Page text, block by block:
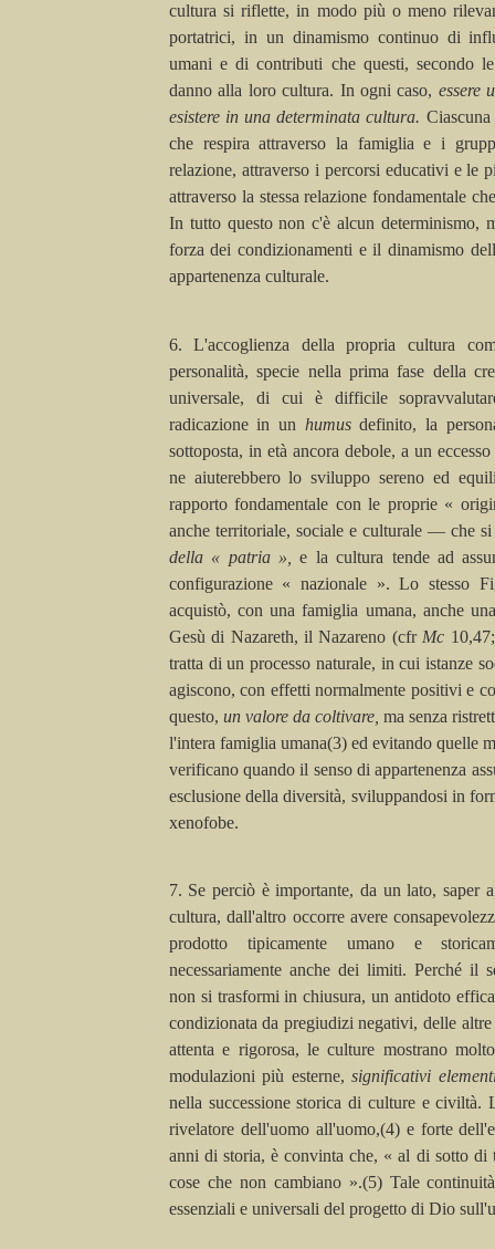
cultura si riflette, in modo più o meno
portatrici, in un dinamismo continuo di
umani e di contributi che questi, secondo
danno alla loro cultura. In ogni caso, essere
esistere in una determinata cultura.
che respira attraverso la famiglia e i
relazione, attraverso i percorsi educativi e le
attraverso la stessa relazione fondamentale
In tutto questo non c'è alcun determinismo,
forza dei condizionamenti e il dinamismo
appartenenza culturale.
6. L'accoglienza della propria cultura
personalità, specie nella prima fase della
universale, di cui è difficile
radicazione in un humusdefinito, la
sottoposta, in età ancora debole, a un
ne aiuterebbero lo sviluppo sereno ed
rapporto fondamentale con le proprie «
anche territoriale, sociale e culturale — che
della « patria »,e la cultura tende ad
configurazione « nazionale ». Lo stesso
acquistò, con una famiglia umana, anche
Gesù di Nazareth, il Nazareno (cfr Mc
tratta di un processo naturale, in cui istanze
agiscono, con effetti normalmente positivi e
questo, un valore da coltivare, ma senza
l'intera famiglia umana(3) ed evitando quelle
verificano quando il senso di appartenenza
esclusione della diversità, sviluppandosi in
xenofobe.
7. Se perciò è importante, da un lato, saper
cultura, dall'altro occorre avere
prodotto tipicamente umano e
necessariamente anche dei limiti. Perché il
non si trasformi in chiusura, un antidoto
condizionata da pregiudizi negativi, delle
attenta e rigorosa, le culture mostrano
modulazioni più esterne,significativi
nella successione storica di culture e civiltà.
rivelatore dell'uomo all'uomo,(4) e forte
anni di storia, è convinta che, « al di sotto
cose che non cambiano ».(5) Tale
essenziali e universali del progetto di Dio